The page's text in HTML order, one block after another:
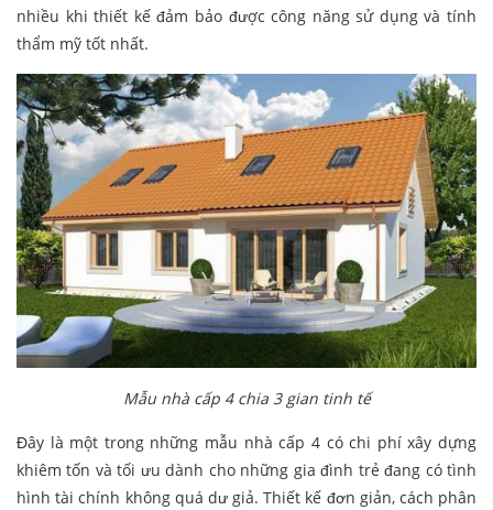
nhiều khi thiết kế đảm bảo được công năng sử dụng và tính
thẩm mỹ tốt nhất.
Mẫu nhà cấp 4 chia 3 gian tinh tế
Đây là một trong những mẫu nhà cấp 4 có chi phí xây dựng
khiêm tốn và tối ưu dành cho những gia đình trẻ đang có tình
hình tài chính không quá dư giả. Thiết kế đơn giản, cách phân